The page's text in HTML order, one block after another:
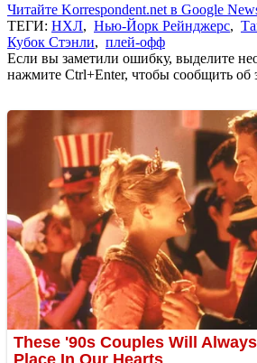
Читайте Korrespondent.net в Google
ТЕГИ: НХЛ, Нью-Йорк Рейнджерс,
Кубок Стэнли, плей-офф
Если вы заметили ошибку, выделите
нажмите Ctrl+Enter, чтобы сообщить об